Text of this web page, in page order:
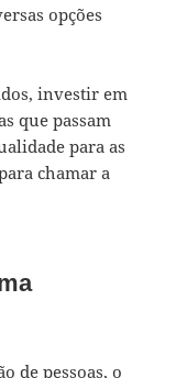
opções
investir em
que passam
para as
chamar a
de pessoas, o